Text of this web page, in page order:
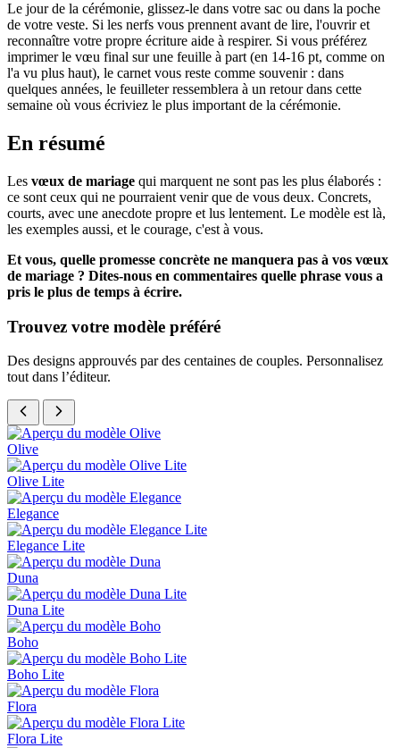
Le jour de la cérémonie, glissez-le dans votre sac ou dans la poche
de votre veste. Si les nerfs vous prennent avant de lire, l'ouvrir et
reconnaître votre propre écriture aide à respirer. Si vous préférez
imprimer le vœu final sur une feuille à part (en 14-16 pt, comme on
l'a vu plus haut), le carnet vous reste comme souvenir : dans
quelques années, le feuilleter ressemblera à un retour dans cette
semaine où vous écriviez le plus important de la cérémonie.
En résumé
Les vœux de mariage qui marquent ne sont pas les plus élaborés :
ce sont ceux qui ne pourraient venir que de vous deux. Concrets,
courts, avec une anecdote propre et lus lentement. Le modèle est là,
les exemples aussi, et le courage, c'est à vous.
Et vous, quelle promesse concrète ne manquera pas à vos vœux
de mariage ? Dites-nous en commentaires quelle phrase vous a
pris le plus de temps à écrire.
Trouvez votre modèle préféré
Des designs approuvés par des centaines de couples. Personnalisez
tout dans l’éditeur.
Olive
Olive Lite
Elegance
Elegance Lite
Duna
Duna Lite
Boho
Boho Lite
Flora
Flora Lite